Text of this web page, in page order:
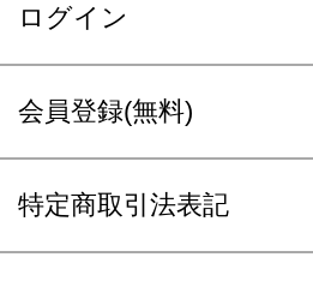
ログイン
会員登録(無料)
特定商取引法表記